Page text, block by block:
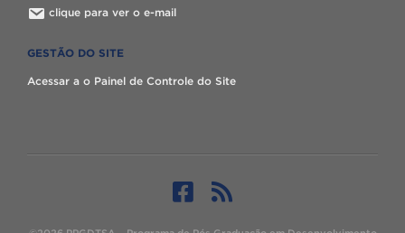
clique para ver o e-mail
GESTÃO DO SITE
Acessar a o Painel de Controle do Site